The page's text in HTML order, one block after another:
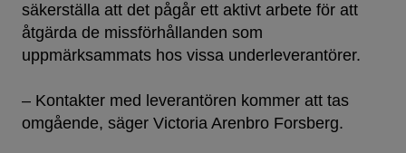
säkerställa att det pågår ett aktivt arbete för att
åtgärda de missförhållanden som
uppmärksammats hos vissa underleverantörer.
– Kontakter med leverantören kommer att tas
omgående, säger Victoria Arenbro Forsberg.